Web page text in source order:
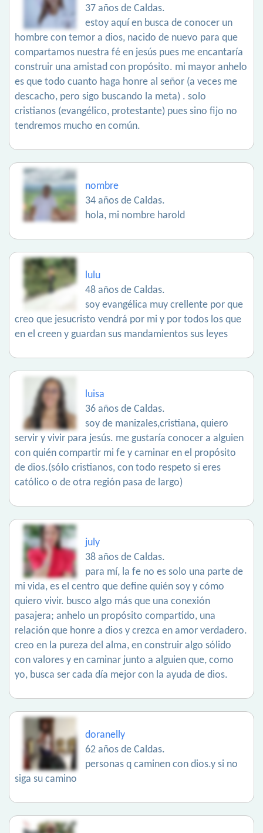
37 años de Caldas.
estoy aquí en busca de conocer un
hombre con temor a dios, nacido de nuevo para que
compartamos nuestra fé en jesús pues me encantaría
construir una amistad con propósito. mi mayor anhelo
es que todo cuanto haga honre al señor (a veces me
descacho, pero sigo buscando la meta) . solo
cristianos (evangélico, protestante) pues sino fijo no
tendremos mucho en común.
nombre
34 años de Caldas.
hola, mi nombre harold
lulu
48 años de Caldas.
soy evangélica muy crellente por que
creo que jesucristo vendrá por mi y por todos los que
en el creen y guardan sus mandamientos sus leyes
luisa
36 años de Caldas.
soy de manizales,cristiana, quiero
servir y vivir para jesús. me gustaría conocer a alguien
con quién compartir mi fe y caminar en el propósito
de dios.(sólo cristianos, con todo respeto si eres
católico o de otra región pasa de largo)
july
38 años de Caldas.
para mí, la fe no es solo una parte de
mi vida, es el centro que define quién soy y cómo
quiero vivir. busco algo más que una conexión
pasajera; anhelo un propósito compartido, una
relación que honre a dios y crezca en amor verdadero.
creo en la pureza del alma, en construir algo sólido
con valores y en caminar junto a alguien que, como
yo, busca ser cada día mejor con la ayuda de dios.
doranelly
62 años de Caldas.
personas q caminen con dios.y si no
siga su camino